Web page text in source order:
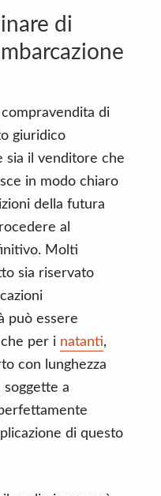
di
di
giuridico
sia il venditore che
in modo chiaro
della futura
al
Molti
sia riservato
può essere
per i natanti,
con lunghezza
a
di questo